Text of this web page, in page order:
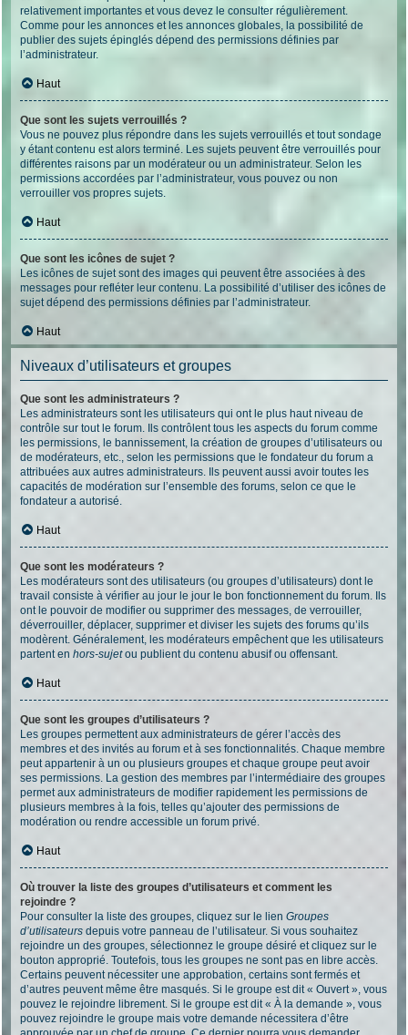
relativement importantes et vous devez le consulter régulièrement.
Comme pour les annonces et les annonces globales, la possibilité de
publier des sujets épinglés dépend des permissions définies par
l’administrateur.
Haut
Que sont les sujets verrouillés ?
Vous ne pouvez plus répondre dans les sujets verrouillés et tout sondage
y étant contenu est alors terminé. Les sujets peuvent être verrouillés pour
différentes raisons par un modérateur ou un administrateur. Selon les
permissions accordées par l’administrateur, vous pouvez ou non
verrouiller vos propres sujets.
Haut
Que sont les icônes de sujet ?
Les icônes de sujet sont des images qui peuvent être associées à des
messages pour refléter leur contenu. La possibilité d’utiliser des icônes de
sujet dépend des permissions définies par l’administrateur.
Haut
Niveaux d’utilisateurs et groupes
Que sont les administrateurs ?
Les administrateurs sont les utilisateurs qui ont le plus haut niveau de
contrôle sur tout le forum. Ils contrôlent tous les aspects du forum comme
les permissions, le bannissement, la création de groupes d’utilisateurs ou
de modérateurs, etc., selon les permissions que le fondateur du forum a
attribuées aux autres administrateurs. Ils peuvent aussi avoir toutes les
capacités de modération sur l’ensemble des forums, selon ce que le
fondateur a autorisé.
Haut
Que sont les modérateurs ?
Les modérateurs sont des utilisateurs (ou groupes d’utilisateurs) dont le
travail consiste à vérifier au jour le jour le bon fonctionnement du forum. Ils
ont le pouvoir de modifier ou supprimer des messages, de verrouiller,
déverrouiller, déplacer, supprimer et diviser les sujets des forums qu’ils
modèrent. Généralement, les modérateurs empêchent que les utilisateurs
partent en hors-sujetou publient du contenu abusif ou offensant.
Haut
Que sont les groupes d’utilisateurs ?
Les groupes permettent aux administrateurs de gérer l’accès des
membres et des invités au forum et à ses fonctionnalités. Chaque membre
peut appartenir à un ou plusieurs groupes et chaque groupe peut avoir
ses permissions. La gestion des membres par l’intermédiaire des groupes
permet aux administrateurs de modifier rapidement les permissions de
plusieurs membres à la fois, telles qu’ajouter des permissions de
modération ou rendre accessible un forum privé.
Haut
Où trouver la liste des groupes d’utilisateurs et comment les
rejoindre ?
Pour consulter la liste des groupes, cliquez sur le lien Groupes
d’utilisateurs depuis votre panneau de l’utilisateur. Si vous souhaitez
rejoindre un des groupes, sélectionnez le groupe désiré et cliquez sur le
bouton approprié. Toutefois, tous les groupes ne sont pas en libre accès.
Certains peuvent nécessiter une approbation, certains sont fermés et
d’autres peuvent même être masqués. Si le groupe est dit « Ouvert », vous
pouvez le rejoindre librement. Si le groupe est dit « À la demande », vous
pouvez rejoindre le groupe mais votre demande nécessitera d’être